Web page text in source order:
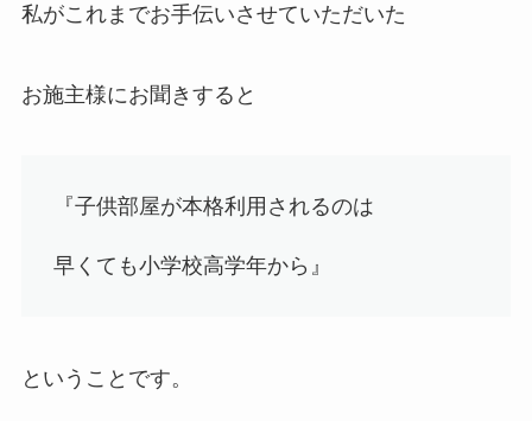
私がこれまでお手伝いさせていただいた
お施主様にお聞きすると
『子供部屋が本格利用されるのは
早くても小学校高学年から』
ということです。